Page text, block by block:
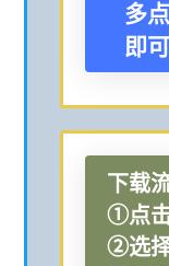
多
即
下载
①点
②选